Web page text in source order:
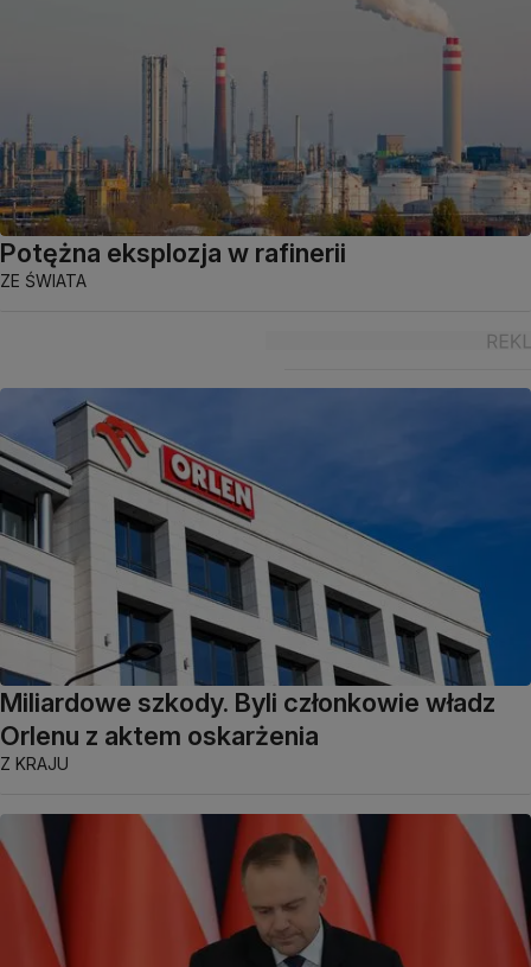
Potężna eksplozja w rafinerii
ZE ŚWIATA
Miliardowe szkody. Byli członkowie władz
Orlenu z aktem oskarżenia
Z KRAJU